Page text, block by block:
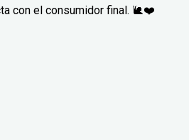
con el consumidor final. 🐌❤️